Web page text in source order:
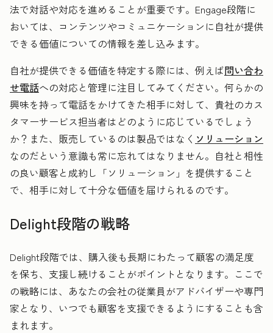
法で対話や対応を進めることが重要です。Engage段階に
おいては、コンテンツやコミュニケーションに自社が提供
できる価値についての情報を差し込みます。
自社が提供できる価値を特定する際には、例えば問い合わ
せ電話への対応と管理に注目してみてください。何らかの
興味を持って電話をかけてきた相手に対して、貴社のカス
タマーサービス担当者はどのように応じているでしょう
か？また、販売しているのは製品ではなく ソリューション
なのだという意識も常に忘れてはなりません。自社と相性
の良い顧客と成約し「ソリューション」を提供すること
で、相手に対して十分な価値を届けられるのです。
Delight段階の戦略
Delight段階では、購入後も長期にわたって顧客の満足度
を保ち、支援し続けることがポイントとなります。ここで
の戦略には、あなたの会社の従業員がアドバイザーや専門
家となり、いつでも顧客を支援できるようにすることも含
まれます。